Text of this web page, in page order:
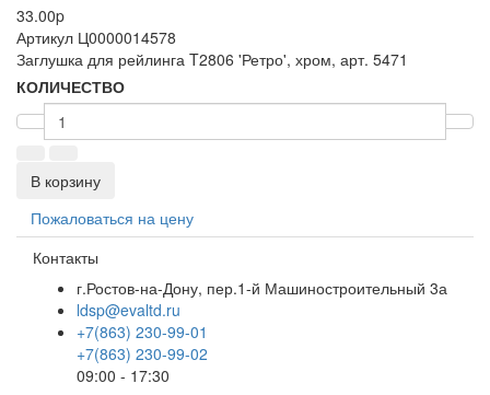
33.00p
Артикул Ц0000014578
Заглушка для рейлинга T2806 'Ретро', хром, арт. 5471
КОЛИЧЕСТВО
В корзину
Пожаловаться на цену
Контакты
г.Ростов-на-Дону, пер.1-й Машиностроительный 3а
ldsp@evaltd.ru
+7(863) 230-99-01
+7(863) 230-99-02
09:00 - 17:30